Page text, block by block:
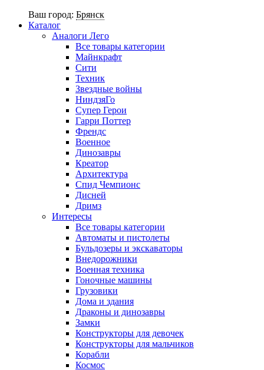
Ваш город: Брянск
Каталог
Аналоги Лего
Все товары категории
Майнкрафт
Сити
Техник
Звездные войны
НиндзяГо
Супер Герои
Гарри Поттер
Френдс
Военное
Динозавры
Креатор
Архитектура
Спид Чемпионс
Дисней
Дримз
Интересы
Все товары категории
Автоматы и пистолеты
Бульдозеры и экскаваторы
Внедорожники
Военная техника
Гоночные машины
Грузовики
Дома и здания
Драконы и динозавры
Замки
Конструкторы для девочек
Конструкторы для мальчиков
Корабли
Космос